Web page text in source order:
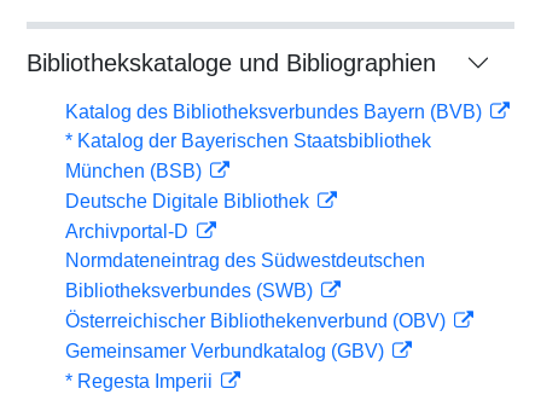
Bibliothekskataloge und Bibliographien
Katalog des Bibliotheksverbundes Bayern (BVB)
* Katalog der Bayerischen Staatsbibliothek
München (BSB)
Deutsche Digitale Bibliothek
Archivportal-D
Normdateneintrag des Südwestdeutschen
Bibliotheksverbundes (SWB)
Österreichischer Bibliothekenverbund (OBV)
Gemeinsamer Verbundkatalog (GBV)
* Regesta Imperii